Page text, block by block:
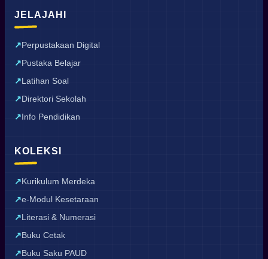
JELAJAHI
Perpustakaan Digital
Pustaka Belajar
Latihan Soal
Direktori Sekolah
Info Pendidikan
KOLEKSI
Kurikulum Merdeka
e-Modul Kesetaraan
Literasi & Numerasi
Buku Cetak
Buku Saku PAUD